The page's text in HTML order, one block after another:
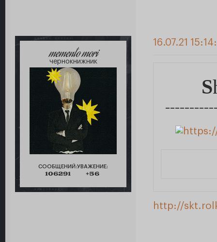
memento mori
чернокнижник
СООБЩЕНИЙ:
106291
УВАЖЕНИЕ:
+56
16.07.21
S
http://